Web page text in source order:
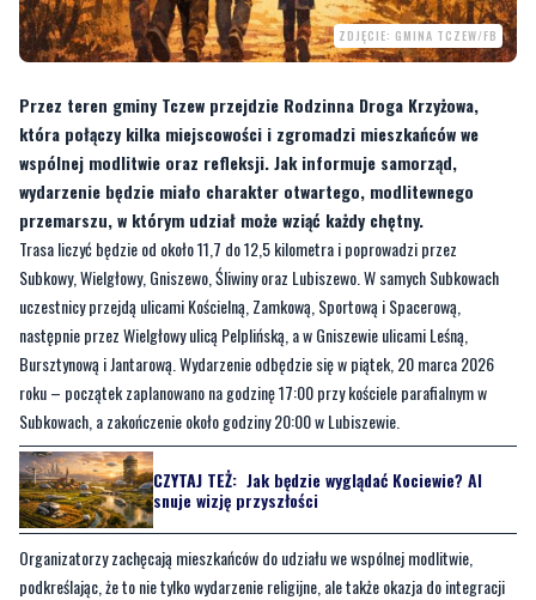
ZDJĘCIE: GMINA TCZEW/FB
Przez teren gminy Tczew przejdzie Rodzinna Droga Krzyżowa,
która połączy kilka miejscowości i zgromadzi mieszkańców we
wspólnej modlitwie oraz refleksji. Jak informuje samorząd,
wydarzenie będzie miało charakter otwartego, modlitewnego
przemarszu, w którym udział może wziąć każdy chętny.
Trasa liczyć będzie od około 11,7 do 12,5 kilometra i poprowadzi przez
Subkowy, Wielgłowy, Gniszewo, Śliwiny oraz Lubiszewo. W samych Subkowach
uczestnicy przejdą ulicami Kościelną, Zamkową, Sportową i Spacerową,
następnie przez Wielgłowy ulicą Pelplińską, a w Gniszewie ulicami Leśną,
Bursztynową i Jantarową. Wydarzenie odbędzie się w piątek, 20 marca 2026
roku – początek zaplanowano na godzinę 17:00 przy kościele parafialnym w
Subkowach, a zakończenie około godziny 20:00 w Lubiszewie.
CZYTAJ TEŻ: Jak będzie wyglądać Kociewie? AI
snuje wizję przyszłości
Organizatorzy zachęcają mieszkańców do udziału we wspólnej modlitwie,
podkreślając, że to nie tylko wydarzenie religijne, ale także okazja do integracji